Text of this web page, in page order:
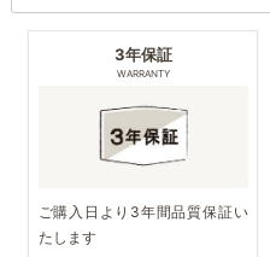
3年保証
WARRANTY
ご購入日より3年間品質保証い
たします